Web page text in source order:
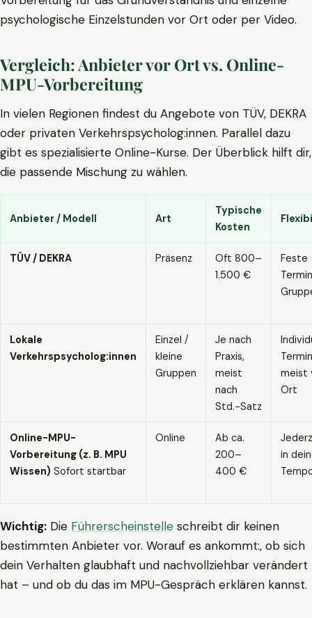
psychologische Einzelstunden vor Ort oder per Video.
Vergleich: Anbieter vor Ort vs. Online-
MPU-Vorbereitung
In vielen Regionen findest du Angebote von TÜV, DEKRA
oder privaten Verkehrspsycholog:innen. Parallel dazu
gibt es spezialisierte Online-Kurse. Der Überblick hilft dir,
die passende Mischung zu wählen.
Anbieter / Modell Art
Typische
Kosten
TÜV / DEKRA Präsenz
Oft 800–
1.500 €
Feste
Lokale
Verkehrspsycholog:innen
Einzel /
kleine
Gruppen
Je nach
Praxis,
meist
nach
Std.-Satz
meist
Ort
Online-MPU-
Vorbereitung (z. B. MPU
Wissen) Sofort startbar
Online
Ab ca.
200–
400 €
in
Wichtig: Die Führerscheinstelle schreibt dir keinen
bestimmten Anbieter vor. Worauf es ankommt:, ob sich
dein Verhalten glaubhaft und nachvollziehbar verändert
hat – und ob du das im MPU-Gespräch erklären kannst.